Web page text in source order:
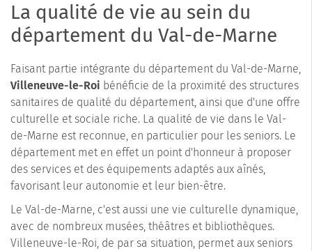
La qualité de vie au sein du
département du Val-de-Marne
Faisant partie intégrante du département du Val-de-Marne,
Villeneuve-le-Roi bénéficie de la proximité des structures
sanitaires de qualité du département, ainsi que d'une offre
culturelle et sociale riche. La qualité de vie dans le Val-
de-Marne est reconnue, en particulier pour les seniors. Le
département met en effet un point d'honneur à proposer
des services et des équipements adaptés aux aînés,
favorisant leur autonomie et leur bien-être.
Le Val-de-Marne, c'est aussi une vie culturelle dynamique,
avec de nombreux musées, théâtres et bibliothèques.
Villeneuve-le-Roi, de par sa situation, permet aux seniors